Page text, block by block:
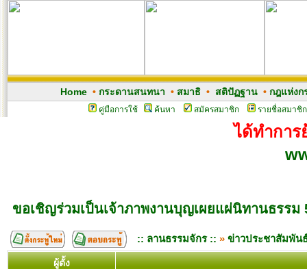
Home• กระดานสนทนา • สมาธิ• สติปัฏฐาน• กฎแห่งก
คู่มือการใช้ ค้นหา สมัครสมาชิก รายชื่อสมาชิก
ได้ทำการ
ขอเชิญร่วมเป็นเจ้าภาพงานบุญเผยแผ่นิทานธรรม
:: ลานธรรมจักร :: » ข่าวประชาสัมพัน
ผู้ตั้ง